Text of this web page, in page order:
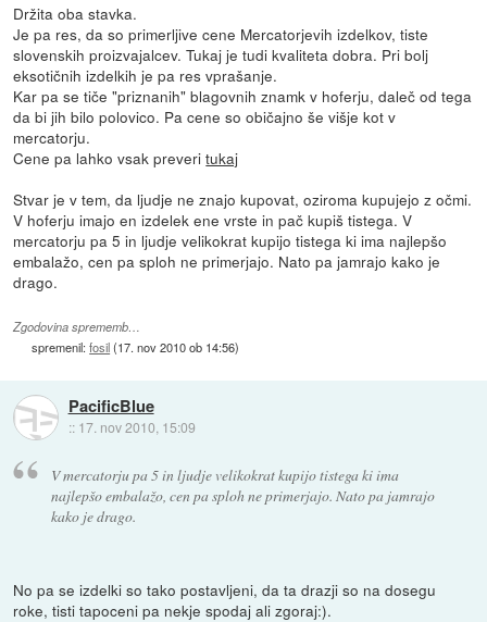
Držita oba stavka.
Je pa res, da so primerljive cene Mercatorjevih izdelkov, tiste
slovenskih proizvajalcev. Tukaj je tudi kvaliteta dobra. Pri bolj
eksotičnih izdelkih je pa res vprašanje.
Kar pa se tiče "priznanih" blagovnih znamk v hoferju, daleč od tega
da bi jih bilo polovico. Pa cene so običajno še višje kot v
mercatorju.
Cene pa lahko vsak preveritukaj
Stvar je v tem, da ljudje ne znajo kupovat, oziroma kupujejo z očmi.
V hoferju imajo en izdelek ene vrste in pač kupiš tistega. V
mercatorju pa 5 in ljudje velikokrat kupijo tistega ki ima najlepšo
embalažo, cen pa sploh ne primerjajo. Nato pa jamrajo kako je
drago.
Zgodovina sprememb…
spremenil:fosil(17. nov 2010 ob 14:56)
PacificBlue
:: 17. nov 2010, 15:09
V mercatorju pa 5 in ljudje velikokrat kupijo tistega ki ima
najlepšo embalažo, cen pa sploh ne primerjajo. Nato pa jamrajo
kako je drago.
No pa se izdelki so tako postavljeni, da ta drazji so na dosegu
roke, tisti tapoceni pa nekje spodaj ali zgoraj:).